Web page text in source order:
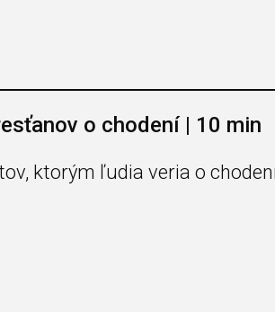
o chodení | 10 min
ktorým ľudia veria o